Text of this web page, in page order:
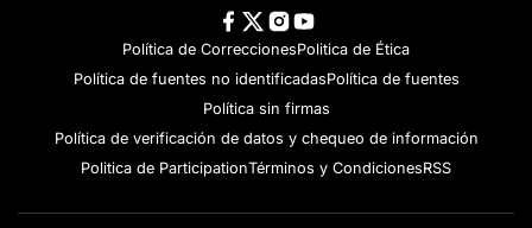
Política de CorreccionesPolitica de Ética
Política de fuentes no identificadasPolítica de fuentes
Política sin firmas
Política de verificación de datos y chequeo de información
Politica de ParticipationTérminos y CondicionesRSS